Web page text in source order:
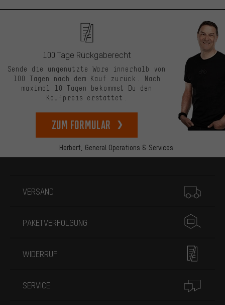
Herbert, General Operations & Services
100 Tage Rückgaberecht
Sende die ungenutzte Ware innerhalb von
100 Tagen nach dem Kauf zurück. Nach
maximal 10 Tagen bekommst Du den
Kaufpreis erstattet.
zum Formular
VERSAND
PAKETVERFOLGUNG
WIDERRUF
SERVICE